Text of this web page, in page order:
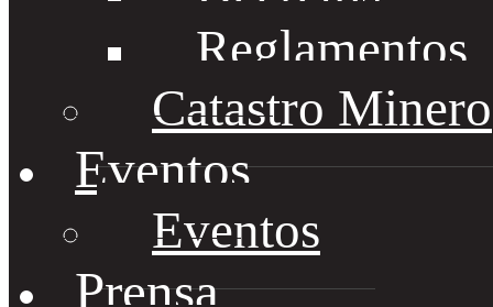
Reglamentos
Catastro Minero
Eventos
Eventos
Prensa